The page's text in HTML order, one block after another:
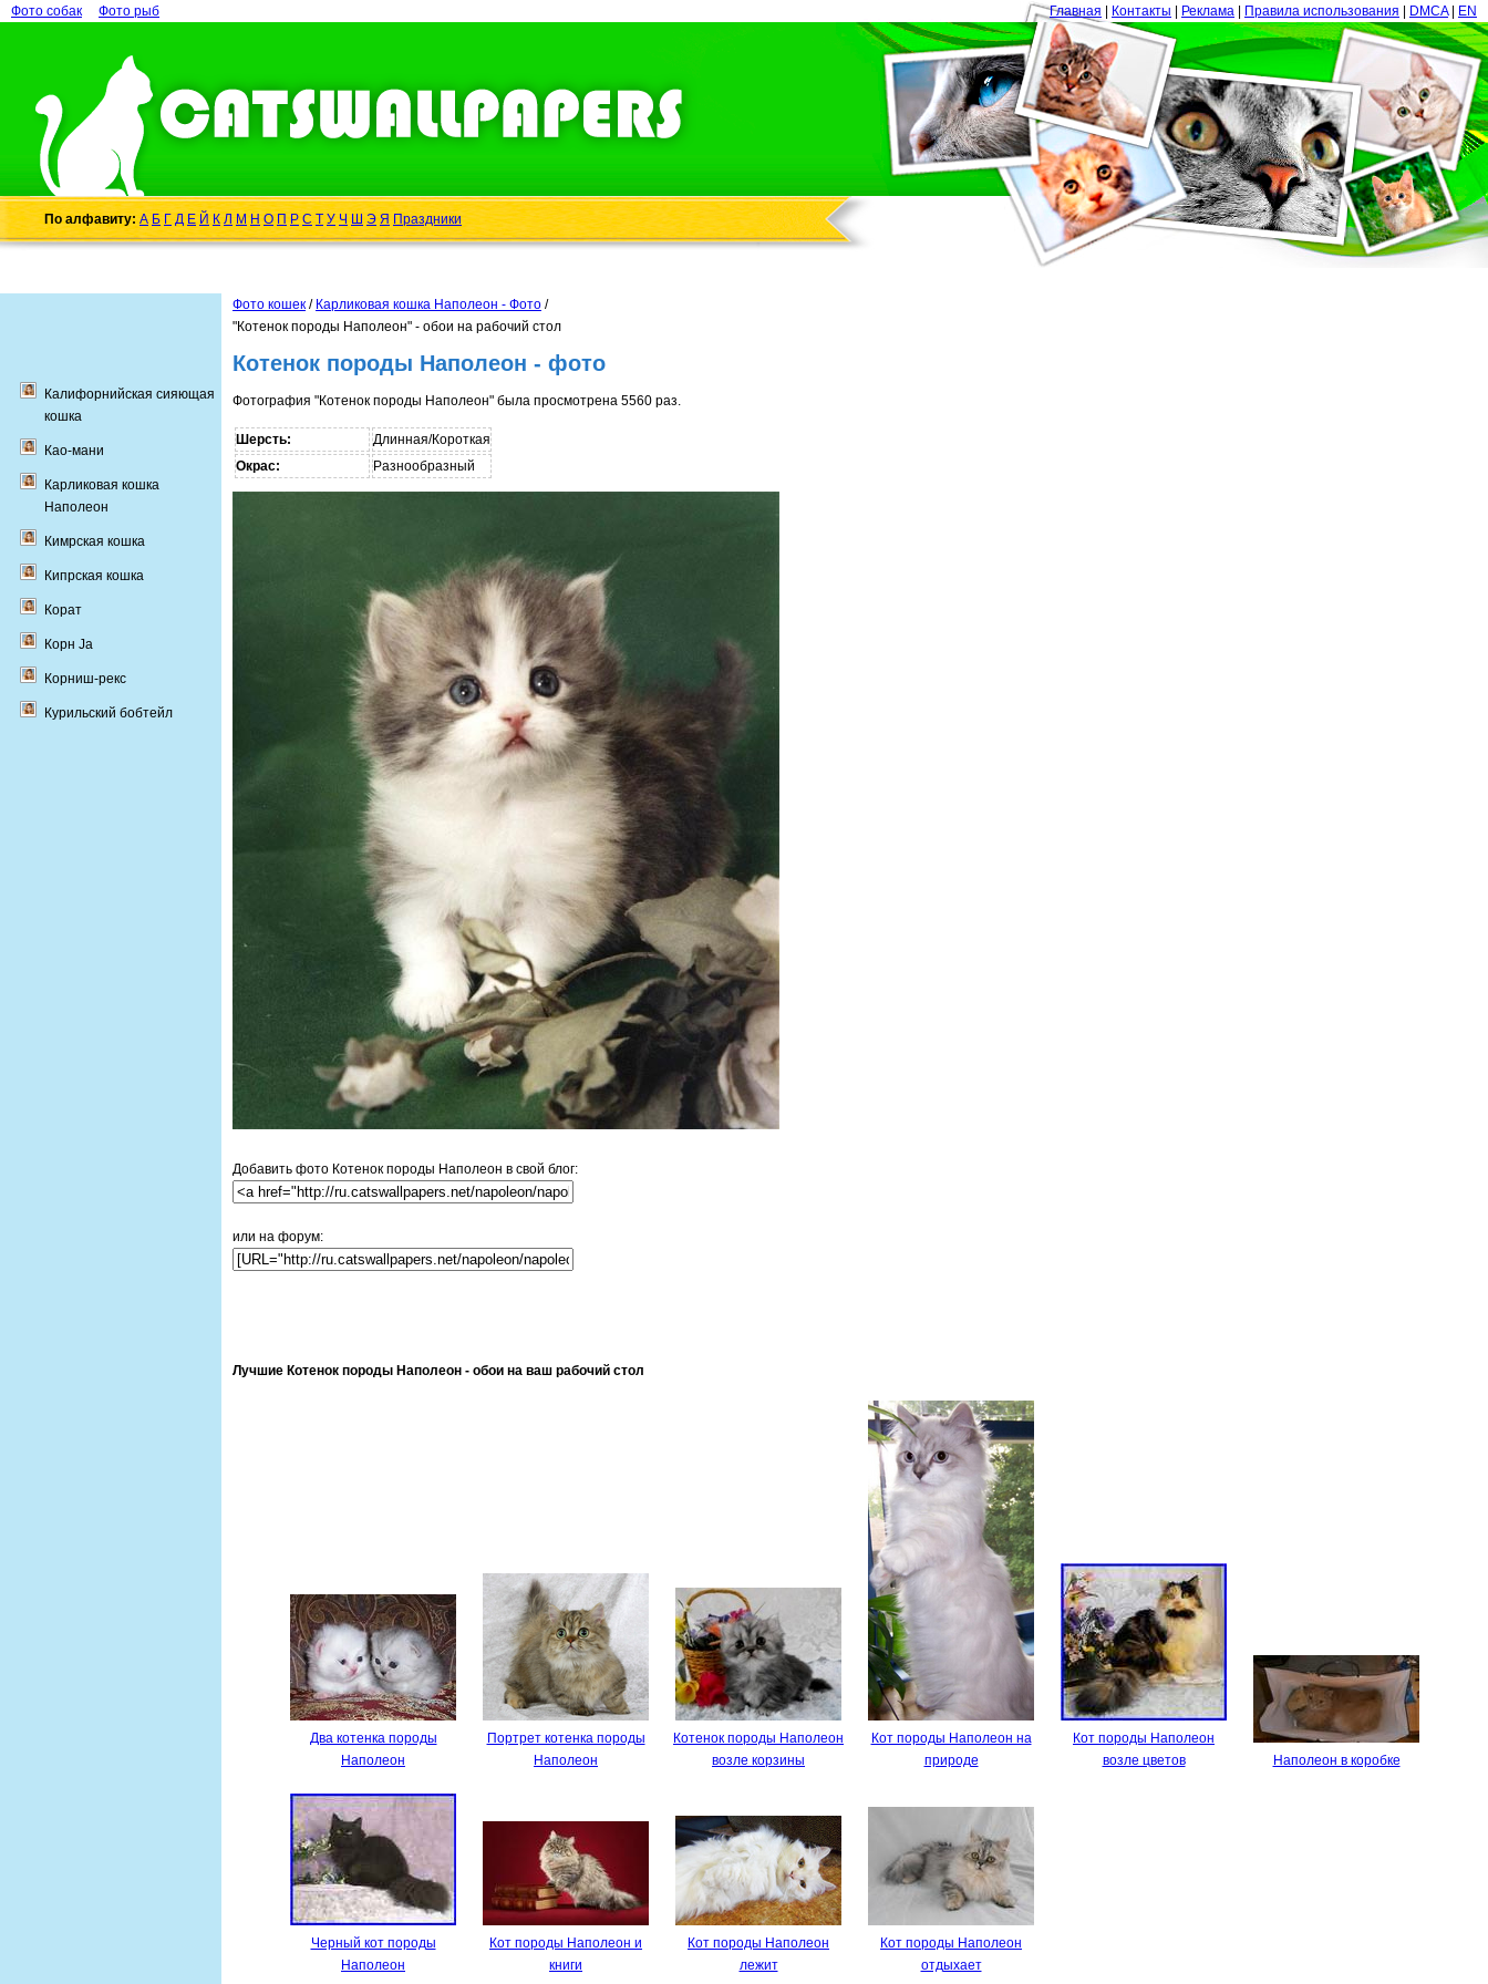
Главная Контакты Реклама Правила использования DMCA EN
Фото собак Фото рыб
По алфавиту: А Б Г Д Е Й К Л М Н О П Р С Т У Ч Ш Э Я Праздники
Фото кошек / Карликовая кошка Наполеон - Фото /
"Котенок породы Наполеон" - обои на рабочий стол
Котенок породы Наполеон - фото
Фотография "Котенок породы Наполеон" была просмотрена 5560 раз.
Шерсть:
Длинная/Короткая
Окрас:
Разнообразный
Добавить фото Котенок породы Наполеон в свой блог:
или на форум:
Лучшие Котенок породы Наполеон - обои на ваш рабочий стол
Два котенка породы
Наполеон
Портрет котенка породы
Наполеон
Котенок породы Наполеон
возле корзины
Кот породы Наполеон на
природе
Кот породы Наполеон
возле цветов
Наполеон в коробке
Черный кот породы
Наполеон
Кот породы Наполеон и
книги
Кот породы Наполеон
лежит
Кот породы Наполеон
отдыхает
Калифорнийская сияющая
кошка
Као-мани
Карликовая кошка
Наполеон
Кимрская кошка
Кипрская кошка
Корат
Корн Ja
Корниш-рекс
Курильский бобтейл